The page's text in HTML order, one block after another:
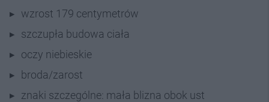
wzrost 179 centymetrów
szczupła budowa ciała
oczy niebieskie
broda/zarost
znaki szczególne: mała blizna obok ust